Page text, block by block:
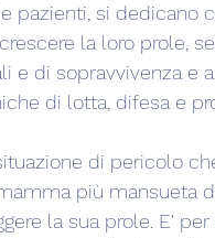
si dedicano
la loro prole,
e di sopravvivenza e
di lotta, difesa e
di pericolo
più mansueta
la sua prole. E'